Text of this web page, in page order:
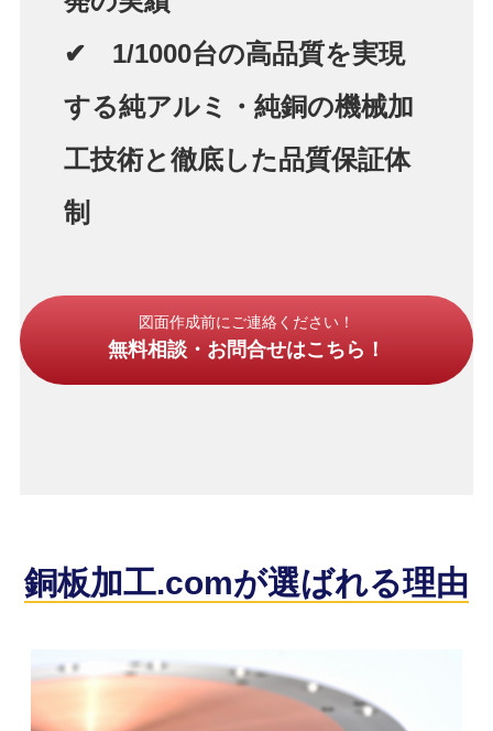
✔ 1/1000台の高品質を実現
する純アルミ・純銅の機械加
工技術と徹底した品質保証体
制
図面作成前にご連絡ください！
無料相談・お問合せはこちら！
銅板加工.comが選ばれる理由